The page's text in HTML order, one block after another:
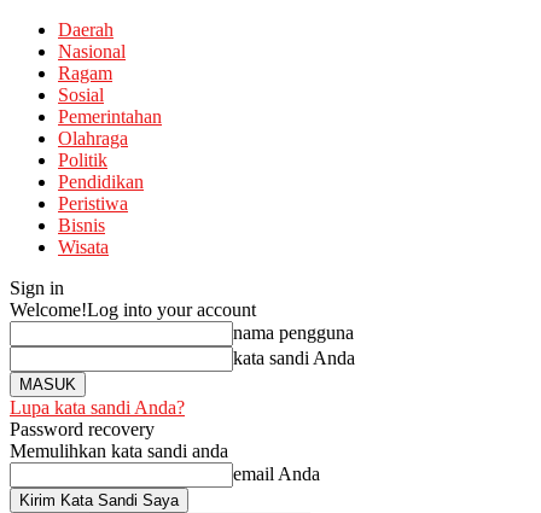
Daerah
Nasional
Ragam
Sosial
Pemerintahan
Olahraga
Politik
Pendidikan
Peristiwa
Bisnis
Wisata
Sign in
Welcome!Log into your account
nama pengguna
kata sandi Anda
Lupa kata sandi Anda?
Password recovery
Memulihkan kata sandi anda
email Anda